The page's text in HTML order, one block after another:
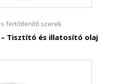
fertőtlenítő szerek
– Tisztító és illatosító olaj